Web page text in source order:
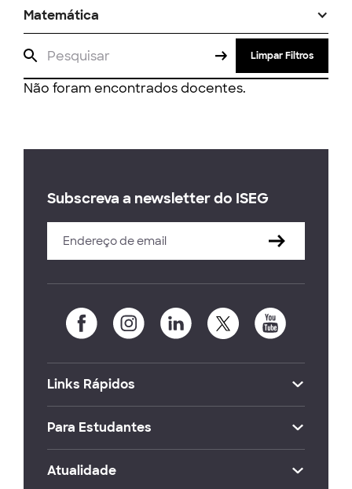
Matemática
Limpar Filtros
Não foram encontrados docentes.
Subscreva a newsletter do ISEG
Links Rápidos
Para Estudantes
Atualidade